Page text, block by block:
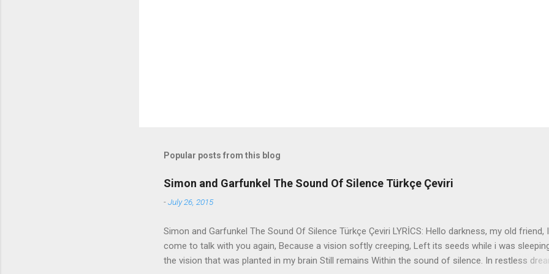
Popular posts from this blog
Simon and Garfunkel The Sound Of Silence Türkçe Çeviri
-July 26, 2015
Simon and Garfunkel The Sound Of Silence Türkçe Çeviri LYRİCS: Hello darkness, my old friend,
come to talk with you again, Because a vision softly creeping, Left its seeds while i was
the vision that was planted in my brain Still remains Within the sound of silence. In restless